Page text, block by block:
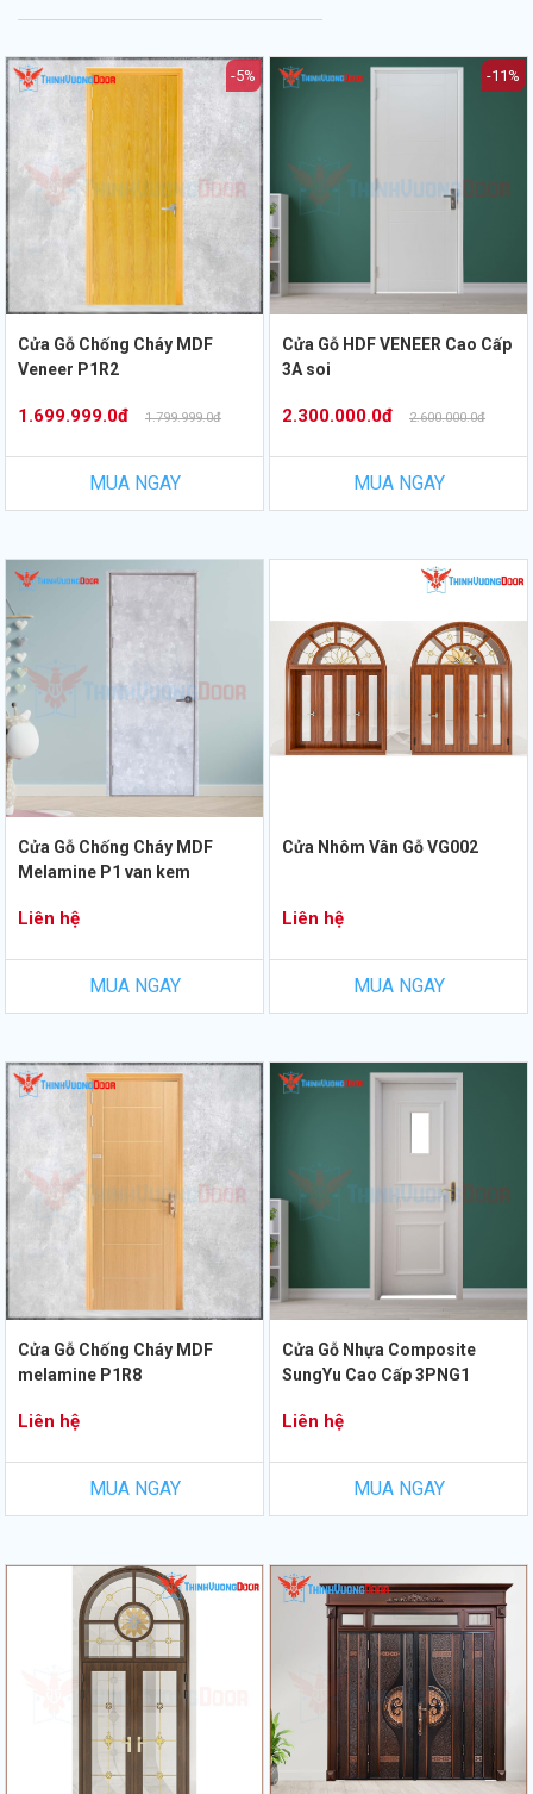
-5%
Cửa Gỗ Chống Cháy MDF
Veneer P1R2
1.699.999.0đ 1.799.999.0đ
MUA NGAY
-11%
Cửa Gỗ HDF VENEER Cao Cấp
3A soi
2.300.000.0đ 2.600.000.0đ
MUA NGAY
Cửa Gỗ Chống Cháy MDF
Melamine P1 van kem
Liên hệ
MUA NGAY
Cửa Nhôm Vân Gỗ VG002
Liên hệ
MUA NGAY
Cửa Gỗ Chống Cháy MDF
melamine P1R8
Liên hệ
MUA NGAY
Cửa Gỗ Nhựa Composite
SungYu Cao Cấp 3PNG1
Liên hệ
MUA NGAY